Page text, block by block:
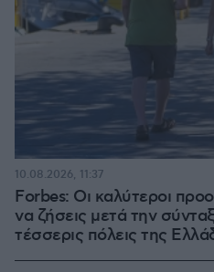
Forbes: Οι καλύτεροι
να ζήσεις μετά την
τέσσερις πόλεις της
10.08.2026, 11:37